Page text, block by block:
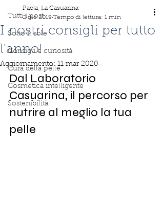
Tutti i post
Sotto il sole
Consigli e curiosità
Cura della pelle
Cosmetica intelligente
Sostenibilità
I nostri consigli per tutto
l'anno!
Paola, La Casuarina
2 dic 2019 Tempo di lettura: 1 min
Aggiornamento: 11 mar 2020
Dal Laboratorio
Casuarina, il percorso per
nutrire al meglio la tua
pelle